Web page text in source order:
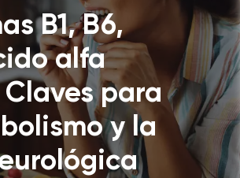
B1, B6,
alfa
para
y la